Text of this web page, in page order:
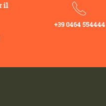
il
+39 0464 554444